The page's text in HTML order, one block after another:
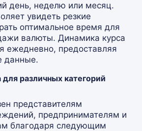
день, неделю или месяц.
увидеть резкие
оптимальное время для
валюты. Динамика курса
ежедневно, предоставляя
данные.
для различных категорий
представителям
предпринимателям и
благодаря следующим